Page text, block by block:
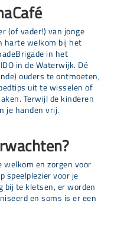
(of vader!) van jonge
harte welkom bij het
in het
in de Waterwijk. Dé
ouders te ontmoeten,
uit te wisselen of
Terwijl de kinderen
je handen vrij.
en zorgen voor
speelplezier voor je
bij te kletsen, er worden
en soms is er een